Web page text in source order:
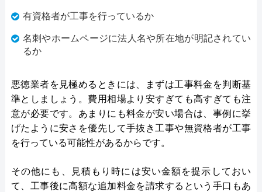
有資格者が工事を行っているか
名刺やホームページに法人名や所在地が明記されてい
るか
悪徳業者を見極めるときには、まずは工事料金を判断基
準としましょう。費用相場より安すぎても高すぎても注
意が必要です。あまりにも料金が安い場合は、事例に挙
げたように安さを優先して手抜き工事や無資格者が工事
を行っている可能性があるからです。
その他にも、見積もり時には安い金額を提示しておい
て、工事後に高額な追加料金を請求するという手口もあ